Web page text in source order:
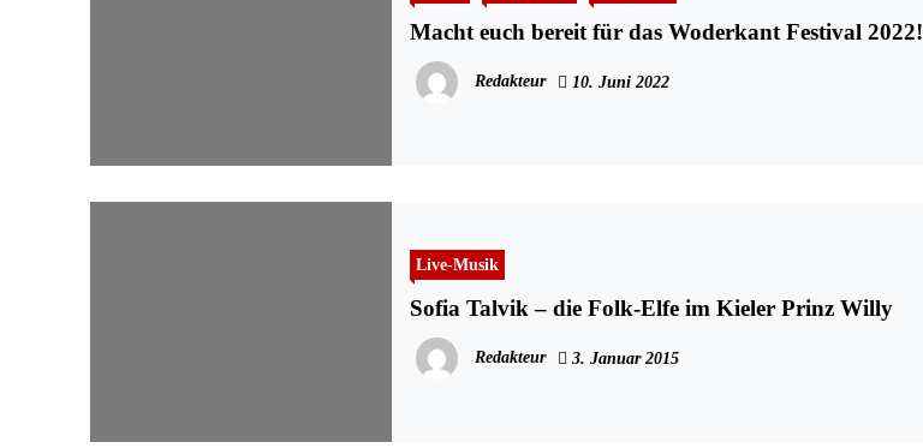
Macht euch bereit für das Woderkant Festival 2022!
Redakteur 10. Juni 2022
Live-Musik
Sofia Talvik – die Folk-Elfe im Kieler Prinz Willy
Redakteur 3. Januar 2015